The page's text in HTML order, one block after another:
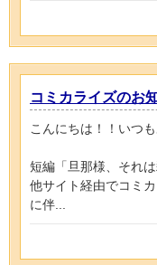
コミカライズのお
こんにちは！！いつ
短編「旦那様、それ
他サイト経由でコミ
に伴...